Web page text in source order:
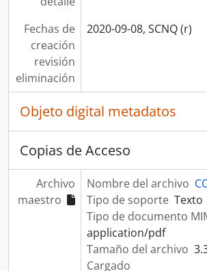
Fechas de
creación
revisión
eliminación
2020-09-08, SCNQ (r)
Objeto digital metadatos
Copias de Acceso
Archivo
maestro
Nombre del archivo
Tipo de soporte Texto
Tipo de documento
application/pdf
Tamaño del archivo
Cargado